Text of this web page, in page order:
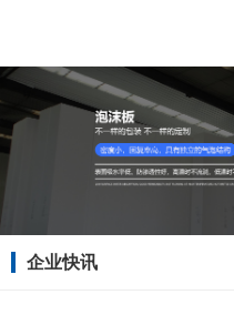
企业快讯